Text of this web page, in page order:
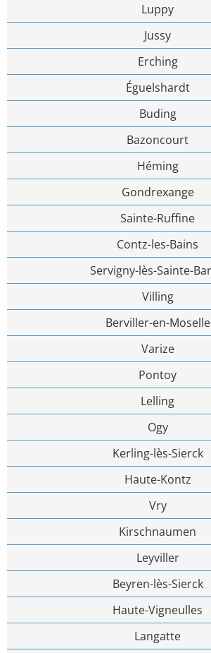
Luppy
Jussy
Erching
Éguelshardt
Buding
Bazoncourt
Héming
Gondrexange
Sainte-Ruffine
Contz-les-Bains
Servigny-lès-Sainte-
Villing
Berviller-en-Moselle
Varize
Pontoy
Lelling
Ogy
Kerling-lès-Sierck
Haute-Kontz
Vry
Kirschnaumen
Leyviller
Beyren-lès-Sierck
Haute-Vigneulles
Langatte